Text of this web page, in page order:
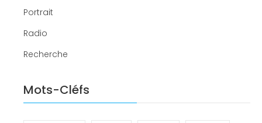
Portrait
Radio
Recherche
Mots-Cléfs